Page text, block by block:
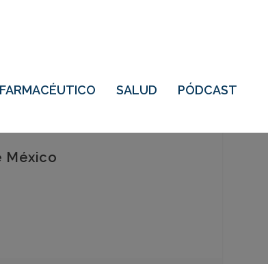
SALUD PÓDCAST
México